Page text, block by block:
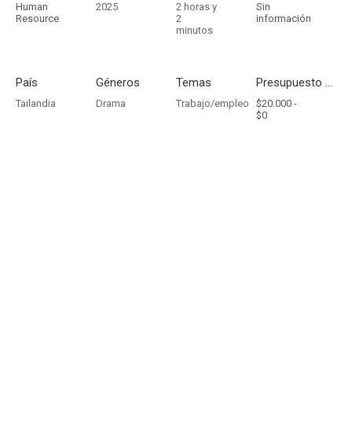
Human
Resource
2025
2 horas y
2
minutos
Sin
información
País
Tailandia
Géneros
Drama
Temas
Trabajo/empleo
Presupuesto - Ingresos
$20.000 -
$0